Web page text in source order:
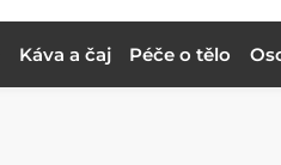
Káva a čaj Péče o tělo